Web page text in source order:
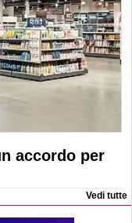
accordo per
Vedi tutte